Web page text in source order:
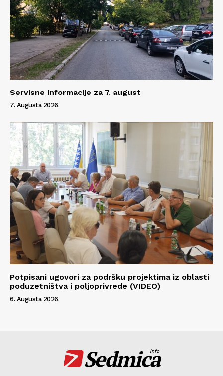
Servisne informacije za 7. august
7. Augusta 2026.
Potpisani ugovori za podršku projektima iz oblasti
poduzetništva i poljoprivrede (VIDEO)
6. Augusta 2026.
Sedmica
info